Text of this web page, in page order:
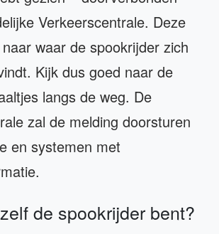
Verkeerscentrale. Deze
waar de spookrijder zich
Kijk dus goed naar de
langs de weg. De
zal de melding doorsturen
en systemen met
de spookrijder bent?